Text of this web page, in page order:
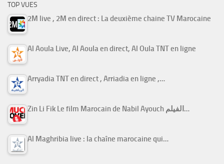
TOP VUES
2M live , 2M en direct : La deuxième chaine TV Marocaine
Al Aoula Live, Al Aoula en direct, Al Oula TNT en ligne
Arryadia TNT en direct , Arriadia en ligne ,…
Zin Li Fik Le film Marocain de Nabil Ayouch الفيلم…
Al Maghribia live : la chaîne marocaine qui…